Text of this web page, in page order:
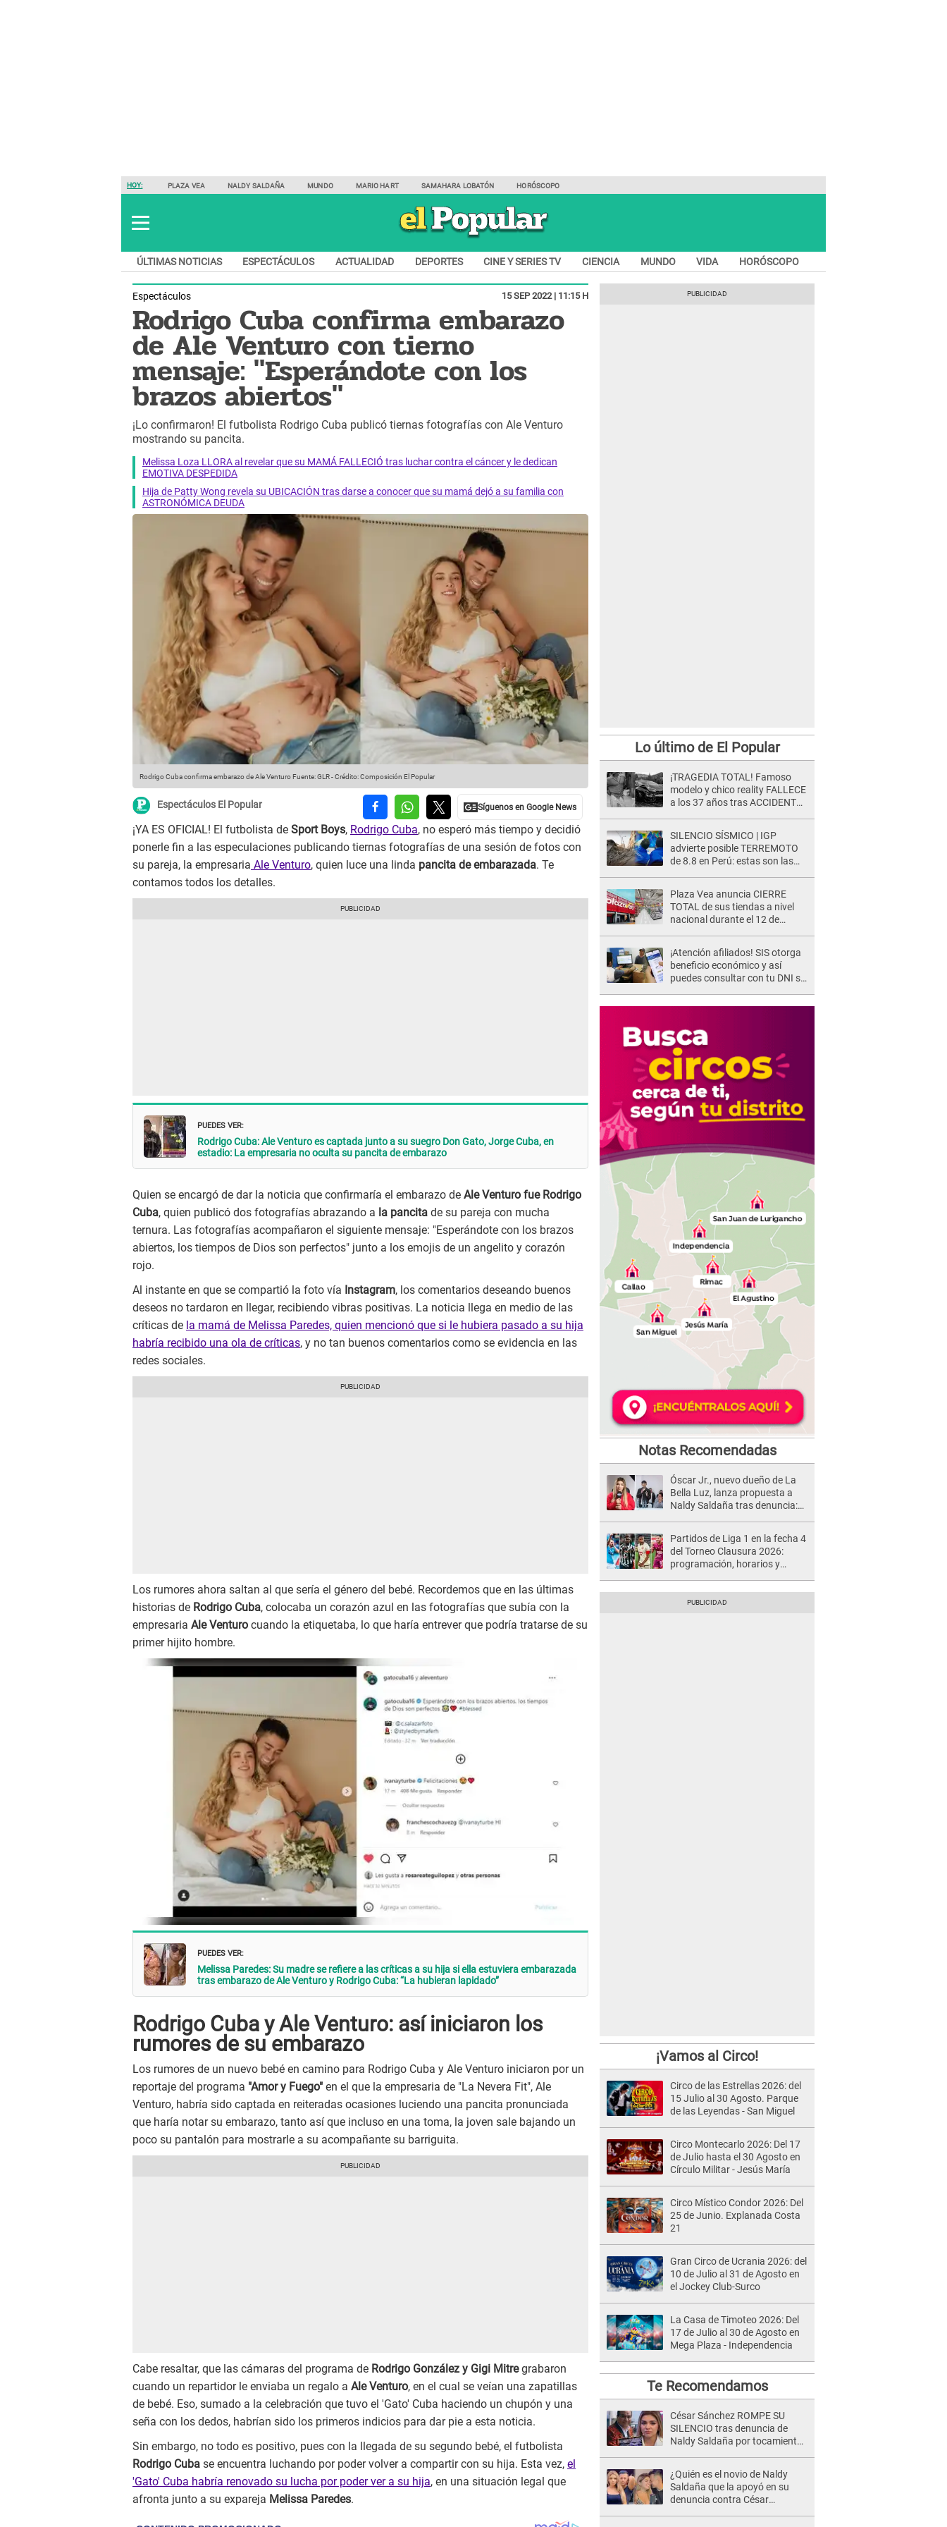
HOY: PLAZA VEA NALDY SALDAÑA MUNDO MARIO HART SAMAHARA LOBATÓN HORÓSCOPO
ÚLTIMAS NOTICIAS ESPECTÁCULOS ACTUALIDAD DEPORTES CINE Y SERIES TV CIENCIA MUNDO VIDA HORÓSCOPO
Espectáculos 15 SEP 2022 | 11:15 H
Rodrigo Cuba confirma embarazo
de Ale Venturo con tierno
mensaje: "Esperándote con los
brazos abiertos"
¡Lo confirmaron! El futbolista Rodrigo Cuba publicó tiernas fotografías con Ale Venturo
mostrando su pancita.
Melissa Loza LLORA al revelar que su MAMÁ FALLECIÓ tras luchar contra el cáncer y le dedican
EMOTIVA DESPEDIDA
Hija de Patty Wong revela su UBICACIÓN tras darse a conocer que su mamá dejó a su familia con
ASTRONÓMICA DEUDA
Rodrigo Cuba confirma embarazo de Ale Venturo Fuente: GLR-Crédito: Composición El Popular
Espectáculos El Popular
¡YA ES OFICIAL! El futbolista de Sport Boys, Rodrigo Cuba, no esperó más tiempo y decidió
ponerle fin a las especulaciones publicando tiernas fotografías de una sesión de fotos con
su pareja, la empresaria Ale Venturo, quien luce una linda pancita de embarazada. Te
contamos todos los detalles.
PUEDES VER:
Rodrigo Cuba: Ale Venturo es captada junto a su suegro Don Gato, Jorge Cuba, en
estadio: La empresaria no oculta su pancita de embarazo
Quien se encargó de dar la noticia que confirmaría el embarazo de Ale Venturo fue Rodrigo
Cuba, quien publicó dos fotografías abrazando a la pancita de su pareja con mucha
ternura. Las fotografías acompañaron el siguiente mensaje: "Esperándote con los brazos
abiertos, los tiempos de Dios son perfectos" junto a los emojis de un angelito y corazón
rojo.
Al instante en que se compartió la foto vía Instagram, los comentarios deseando buenos
deseos no tardaron en llegar, recibiendo vibras positivas. La noticia llega en medio de las
críticas de la mamá de Melissa Paredes, quien mencionó que si le hubiera pasado a su hija
habría recibido una ola de críticas, y no tan buenos comentarios como se evidencia en las
redes sociales.
Los rumores ahora saltan al que sería el género del bebé. Recordemos que en las últimas
historias de Rodrigo Cuba, colocaba un corazón azul en las fotografías que subía con la
empresaria Ale Venturo cuando la etiquetaba, lo que haría entrever que podría tratarse de su
primer hijito hombre.
PUEDES VER:
Melissa Paredes: Su madre se refiere a las críticas a su hija si ella estuviera embarazada
tras embarazo de Ale Venturo y Rodrigo Cuba: “La hubieran lapidado”
Rodrigo Cuba y Ale Venturo: así iniciaron los
rumores de su embarazo
Los rumores de un nuevo bebé en camino para Rodrigo Cuba y Ale Venturo iniciaron por un
reportaje del programa "Amor y Fuego" en el que la empresaria de "La Nevera Fit", Ale
Venturo, habría sido captada en reiteradas ocasiones luciendo una pancita pronunciada
que haría notar su embarazo, tanto así que incluso en una toma, la joven sale bajando un
poco su pantalón para mostrarle a su acompañante su barriguita.
Cabe resaltar, que las cámaras del programa de Rodrigo González y Gigi Mitregrabaron
cuando un repartidor le enviaba un regalo a Ale Venturo, en el cual se veían una zapatillas
de bebé. Eso, sumado a la celebración que tuvo el 'Gato' Cuba haciendo un chupón y una
seña con los dedos, habrían sido los primeros indicios para dar pie a esta noticia.
Sin embargo, no todo es positivo, pues con la llegada de su segundo bebé, el futbolista
Rodrigo Cuba se encuentra luchando por poder volver a compartir con su hija. Esta vez, el
'Gato' Cuba habría renovado su lucha por poder ver a su hija, en una situación legal que
afronta junto a su expareja Melissa Paredes.
Lo último de El Popular
¡TRAGEDIA TOTAL! Famoso
modelo y chico reality FALLECE
a los 37 años tras ACCIDENTE
SILENCIO SÍSMICO | IGP
advierte posible TERREMOTO
de 8.8 en Perú: estas son las
Plaza Vea anuncia CIERRE
TOTAL de sus tiendas a nivel
nacional durante el 12 de
¡Atención afiliados! SIS otorga
beneficio económico y así
puedes consultar con tu DNI si
Notas Recomendadas
Óscar Jr., nuevo dueño de La
Bella Luz, lanza propuesta a
Naldy Saldaña tras denuncia:
Partidos de Liga 1 en la fecha 4
del Torneo Clausura 2026:
programación, horarios y
¡Vamos al Circo!
Circo de las Estrellas 2026: del
15 Julio al 30 Agosto. Parque
de las Leyendas - San Miguel
Circo Montecarlo 2026: Del 17
de Julio hasta el 30 Agosto en
Círculo Militar - Jesús María
Circo Místico Condor 2026: Del
25 de Junio. Explanada Costa
21
Gran Circo de Ucrania 2026: del
10 de Julio al 31 de Agosto en
el Jockey Club-Surco
La Casa de Timoteo 2026: Del
17 de Julio al 30 de Agosto en
Mega Plaza - Independencia
Te Recomendamos
César Sánchez ROMPE SU
SILENCIO tras denuncia de
Naldy Saldaña por tocamientos
¿Quién es el novio de Naldy
Saldaña que la apoyó en su
denuncia contra César